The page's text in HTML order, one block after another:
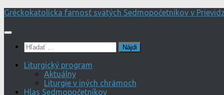
Preskočiť
obsah
Gréckokatolícka farnosť svätých Sedmopočetníkov v
Hľadať:
Liturgický program
Aktuálny
Liturgie v iných chrámoch
Hlas Sedmopočetníkov